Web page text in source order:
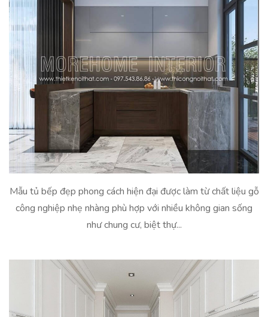
Mẫu tủ bếp đẹp phong cách hiện đại được làm từ chất liệu gỗ
công nghiệp nhẹ nhàng phù hợp với nhiều không gian sống
như chung cư, biệt thự...